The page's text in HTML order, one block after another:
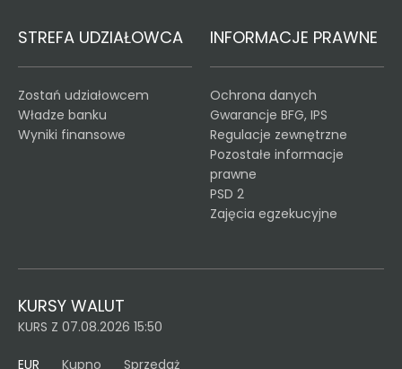
STREFA UDZIAŁOWCA
Zostań udziałowcem
Władze banku
Wyniki finansowe
INFORMACJE PRAWNE
Ochrona danych
Gwarancje BFG, IPS
Regulacje zewnętrzne
Pozostałe informacje
prawne
PSD 2
Zajęcia egzekucyjne
KURSY WALUT
KURS Z 07.08.2026 15:50
EUR Kupno Sprzedaż